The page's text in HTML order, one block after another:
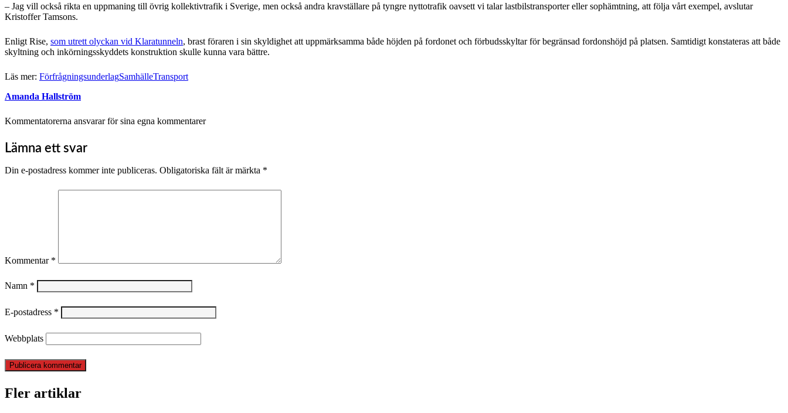
– Jag vill också rikta en uppmaning till övrig kollektivtrafik i Sverige, men också andra kravställare på tyngre nyttotrafik oavsett vi talar lastbilstransporter eller sophämtning, att följa vårt exempel, avslutar
Kristoffer Tamsons.
Enligt Rise, som utrett olyckan vid Klaratunneln, brast föraren i sin skyldighet att uppmärksamma både höjden på fordonet och förbudsskyltar för begränsad fordonshöjd på platsen. Samtidigt konstateras att både
skyltning och inkörningsskyddets konstruktion skulle kunna vara bättre.
Läs mer: FörfrågningsunderlagSamhälleTransport
Amanda Hallström
Kommentatorerna ansvarar för sina egna kommentarer
Lämna ett svar
Din e-postadress kommer inte publiceras. Obligatoriska fält är märkta *
Kommentar *
Namn *
E-postadress *
Webbplats
Fler artiklar